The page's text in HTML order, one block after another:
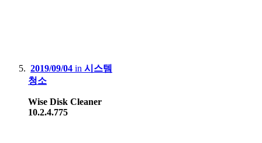
2019/09/04 in 시스템
청소
Wise Disk Cleaner
10.2.4.775